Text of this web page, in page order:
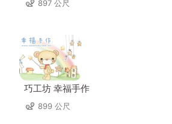
897 公尺
巧工坊 幸福手作
899 公尺